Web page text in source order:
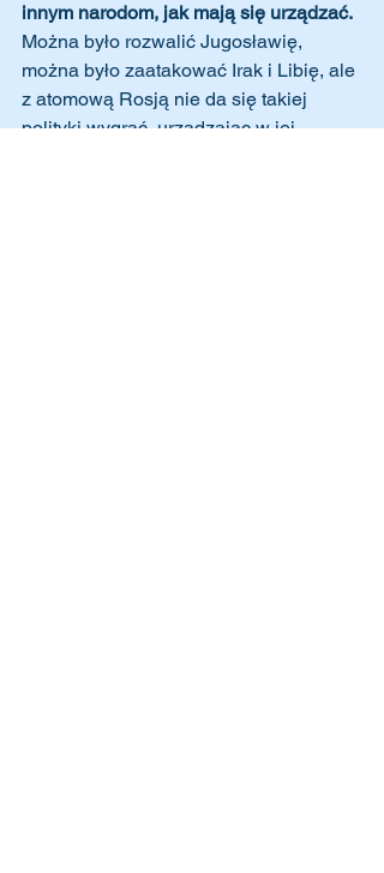
innym narodom, jak mają się urządzać.
Można było rozwalić Jugosławię,
można było zaatakować Irak i Libię, ale
z atomową Rosją nie da się takiej
polityki wygrać, urządzając w jej